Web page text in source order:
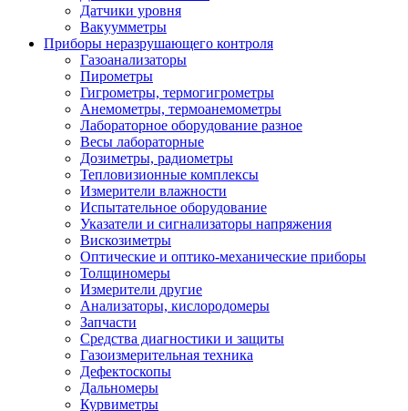
Датчики уровня
Вакуумметры
Приборы неразрушающего контроля
Газоанализаторы
Пирометры
Гигрометры, термогигрометры
Анемометры, термоанемометры
Лабораторное оборудование разное
Весы лабораторные
Дозиметры, радиометры
Тепловизионные комплексы
Измерители влажности
Испытательное оборудование
Указатели и сигнализаторы напряжения
Вискозиметры
Оптические и оптико-механические приборы
Толщиномеры
Измерители другие
Анализаторы, кислородомеры
Запчасти
Средства диагностики и защиты
Газоизмерительная техника
Дефектоскопы
Дальномеры
Курвиметры